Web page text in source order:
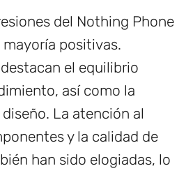
del Nothing Phone
positivas.
el equilibrio
así como la
La atención al
y la calidad de
han sido elogiadas, lo